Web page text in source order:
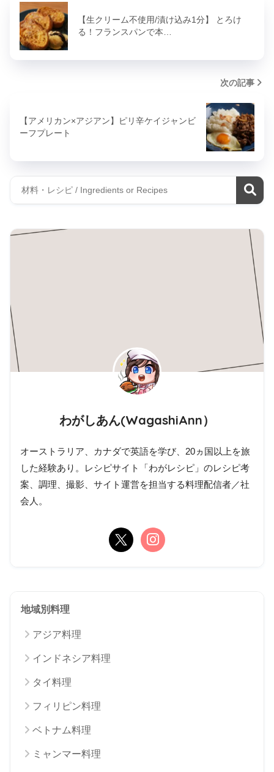
【生クリーム不使用/漬け込み1分】 とろけ
る！フランスパンで本…
次の記事
【アメリカン×アジアン】ピリ辛ケイジャンビ
ーフプレート
わがしあん(WagashiAnn）
オーストラリア、カナダで英語を学び、20ヵ国以上を旅
した経験あり。レシピサイト「わがレシピ」のレシピ考
案、調理、撮影、サイト運営を担当する料理配信者／社
会人。
地域別料理
アジア料理
インドネシア料理
タイ料理
フィリピン料理
ベトナム料理
ミャンマー料理